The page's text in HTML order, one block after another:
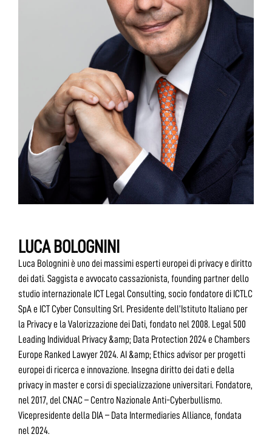
LUCA BOLOGNINI
Luca Bolognini è uno dei massimi esperti europei di privacy e diritto
dei dati. Saggista e avvocato cassazionista, founding partner dello
studio internazionale ICT Legal Consulting, socio fondatore di ICTLC
SpA e ICT Cyber Consulting Srl. Presidente dell’Istituto Italiano per
la Privacy e la Valorizzazione dei Dati, fondato nel 2008. Legal 500
Leading Individual Privacy &amp; Data Protection 2024 e Chambers
Europe Ranked Lawyer 2024. AI &amp; Ethics advisor per progetti
europei di ricerca e innovazione. Insegna diritto dei dati e della
privacy in master e corsi di specializzazione universitari. Fondatore,
nel 2017, del CNAC – Centro Nazionale Anti-Cyberbullismo.
Vicepresidente della DIA – Data Intermediaries Alliance, fondata
nel 2024.